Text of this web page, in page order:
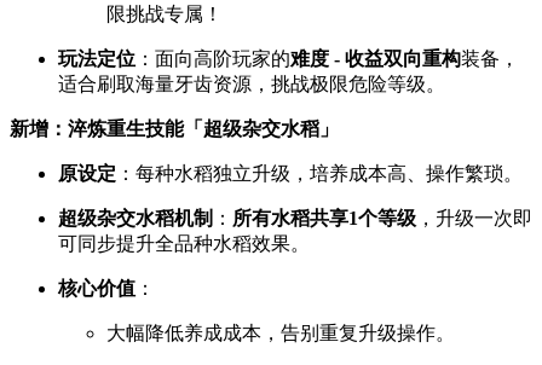
限挑战专属！
玩法定位 ：面向高阶玩家的难度 - 收益双向重构装备，
适合刷取海量牙齿资源，挑战极限危险等级。
新增：淬炼重生技能「超级杂交水稻」
原设定 ：每种水稻独立升级，培养成本高、操作繁琐。
超级杂交水稻机制 ： 所有水稻共享1个等级 ，升级一次即
可同步提升全品种水稻效果。
核心价值 ：
大幅降低养成成本，告别重复升级操作。